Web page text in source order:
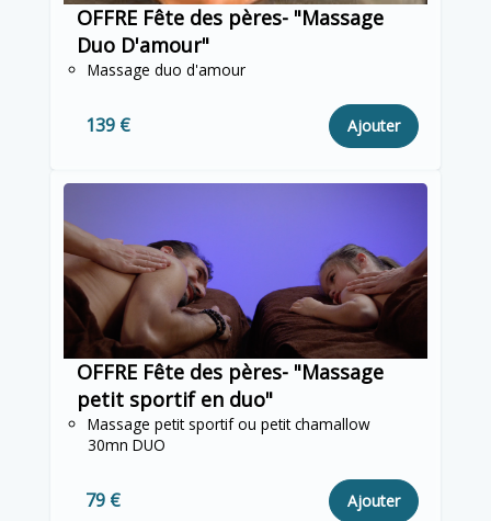
OFFRE Fête des pères- "Massage
Duo D'amour"
Massage duo d'amour
139 € Ajouter
OFFRE Fête des pères- "Massage
petit sportif en duo"
Massage petit sportif ou petit chamallow
30mn DUO
79 € Ajouter